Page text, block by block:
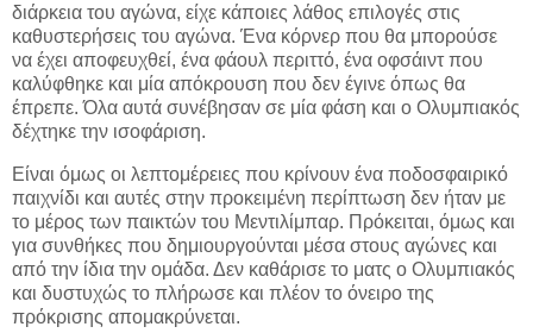
διάρκεια του αγώνα, είχε κάποιες λάθος επιλογές στις
καθυστερήσεις του αγώνα. Ένα κόρνερ που θα μπορούσε
να έχει αποφευχθεί, ένα φάουλ περιττό, ένα οφσάιντ που
καλύφθηκε και μία απόκρουση που δεν έγινε όπως θα
έπρεπε. Όλα αυτά συνέβησαν σε μία φάση και ο Ολυμπιακός
δέχτηκε την ισοφάριση.
Είναι όμως οι λεπτομέρειες που κρίνουν ένα ποδοσφαιρικό
παιχνίδι και αυτές στην προκειμένη περίπτωση δεν ήταν με
το μέρος των παικτών του Μεντιλίμπαρ. Πρόκειται, όμως και
για συνθήκες που δημιουργούνται μέσα στους αγώνες και
από την ίδια την ομάδα. Δεν καθάρισε το ματς ο Ολυμπιακός
και δυστυχώς το πλήρωσε και πλέον το όνειρο της
πρόκρισης απομακρύνεται.